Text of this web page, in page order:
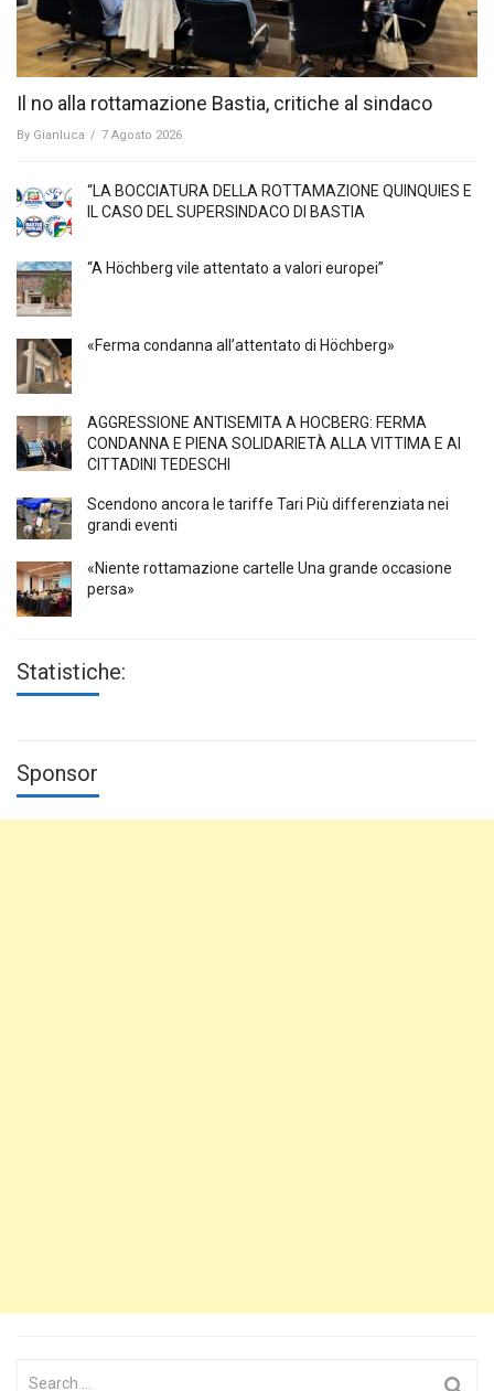
Il no alla rottamazione Bastia, critiche al sindaco
By Gianluca / 7 Agosto 2026
“LA BOCCIATURA DELLA ROTTAMAZIONE QUINQUIES E
IL CASO DEL SUPERSINDACO DI BASTIA
“A Höchberg vile attentato a valori europei”
«Ferma condanna all’attentato di Höchberg»
AGGRESSIONE ANTISEMITA A HÖCBERG: FERMA
CONDANNA E PIENA SOLIDARIETÀ ALLA VITTIMA E AI
CITTADINI TEDESCHI
Scendono ancora le tariffe Tari Più differenziata nei
grandi eventi
«Niente rottamazione cartelle Una grande occasione
persa»
Statistiche:
Sponsor
Search